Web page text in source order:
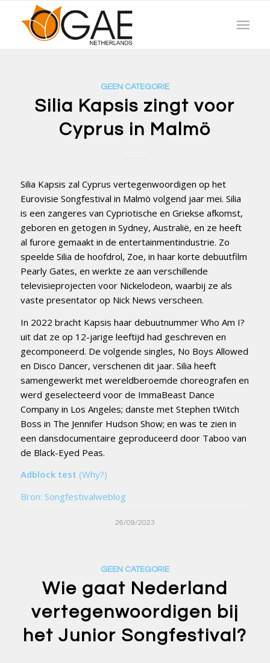
GEEN CATEGORIE
Silia Kapsis zingt voor
Cyprus in Malmö
Silia Kapsis zal Cyprus vertegenwoordigen op het
Eurovisie Songfestival in Malmö volgend jaar mei. Silia
is een zangeres van Cypriotische en Griekse afkomst,
geboren en getogen in Sydney, Australië, en ze heeft
al furore gemaakt in de entertainmentindustrie. Zo
speelde Silia de hoofdrol, Zoe, in haar korte debuutfilm
Pearly Gates, en werkte ze aan verschillende
televisieprojecten voor Nickelodeon, waarbij ze als
vaste presentator op Nick News verscheen.
In 2022 bracht Kapsis haar debuutnummer Who Am I?
uit dat ze op 12-jarige leeftijd had geschreven en
gecomponeerd. De volgende singles, No Boys Allowed
en Disco Dancer, verschenen dit jaar. Silia heeft
samengewerkt met wereldberoemde choreografen en
werd geselecteerd voor de ImmaBeast Dance
Company in Los Angeles; danste met Stephen tWitch
Boss in The Jennifer Hudson Show; en was te zien in
een dansdocumentaire geproduceerd door Taboo van
de Black-Eyed Peas.
Adblock test (Why?)
Bron: Songfestivalweblog
26/09/2023
GEEN CATEGORIE
Wie gaat Nederland
vertegenwoordigen bij
het Junior Songfestival?